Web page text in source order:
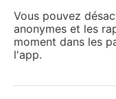
Vous pouvez
anonymes et les
moment dans les
l'app.